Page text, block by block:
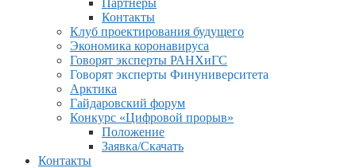
Партнеры
Контакты
Клуб проектирования будущего
Экономика коронавируса
Говорят эксперты РАНХиГС
Говорят эксперты Финуниверситета
Арктика
Гайдаровский форум
Конкурс «Цифровой прорыв»
Положение
Заявка/Скачать
Контакты